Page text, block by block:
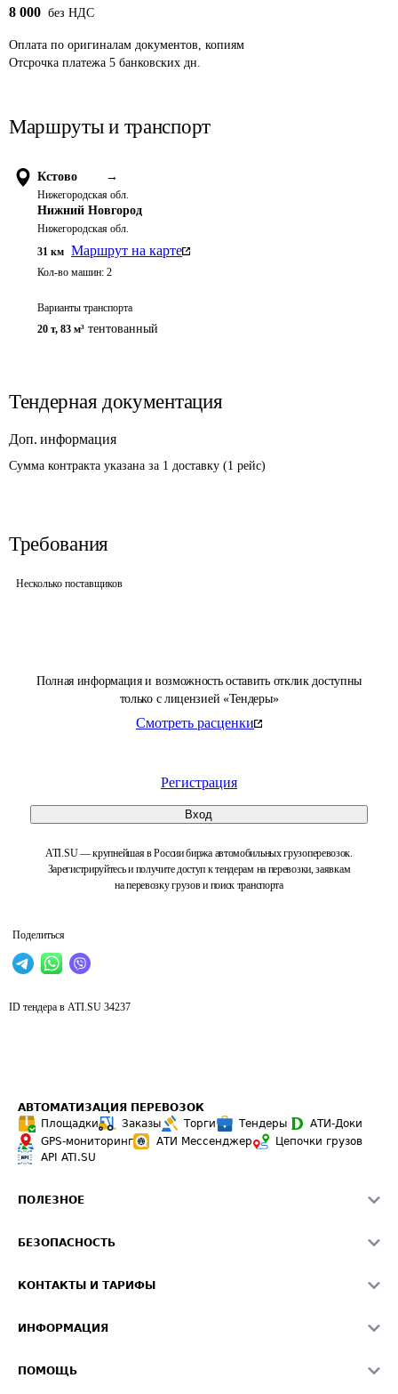
Полная информация и возможность оставить отклик доступны
только с лицензией «Тендеры»
Смотреть расценки
Регистрация
Вход
ATI.SU — крупнейшая в России биржа автомобильных грузоперевозок.
Зарегистрируйтесь и получите доступ к тендерам на перевозки, заявкам
на перевозку грузов и поиск транспорта
Поделиться
8 000 без НДС
Оплата по оригиналам документов, копиям
Отсрочка платежа 5 банковских дн.
Маршруты и транспорт
Кстово →
Нижегородская обл.
Нижний Новгород
Нижегородская обл.
31 км Маршрут на карте
Кол-во машин: 2
Варианты транспорта
20 т, 83 м³ тентованный
Тендерная документация
Доп. информация
Сумма контракта указана за 1 доставку (1 рейс)
Требования
Несколько поставщиков
ID тендера в ATI.SU 34237
АВТОМАТИЗАЦИЯ ПЕРЕВОЗОК
Площадки
Заказы Торги Тендеры
АТИ-Доки
GPS-мониторинг
АТИ Мессенджер
Цепочки грузов
API ATI.SU
ПОЛЕЗНОЕ
Звезды ATI.SU на вашем сайте
Средние ставки
БЕЗОПАСНОСТЬ
Светофор+
О формировании Паспорта
КОНТАКТЫ И ТАРИФЫ
Реклама на сайте
ИНФОРМАЦИЯ
ПОМОЩЬ